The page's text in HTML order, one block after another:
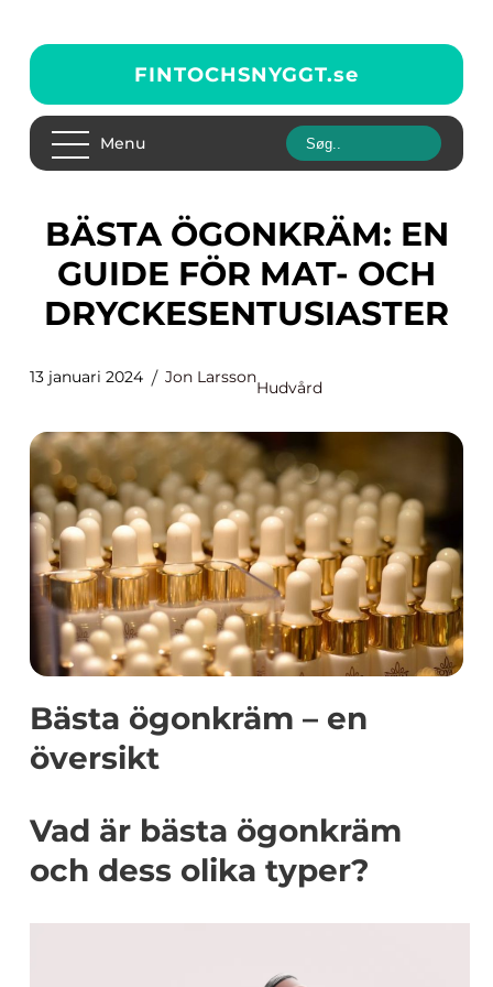
FINTOCHSNYGGT.se
Menu
BÄSTA ÖGONKRÄM: EN
GUIDE FÖR MAT- OCH
DRYCKESENTUSIASTER
13 januari 2024 Jon Larsson
Hudvård
Bästa ögonkräm – en
översikt
Vad är bästa ögonkräm
och dess olika typer?